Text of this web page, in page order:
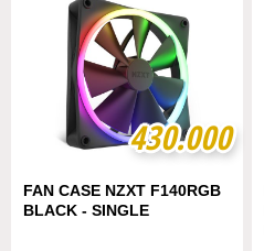
430.000
430.000
FAN CASE NZXT F140RGB
BLACK - SINGLE